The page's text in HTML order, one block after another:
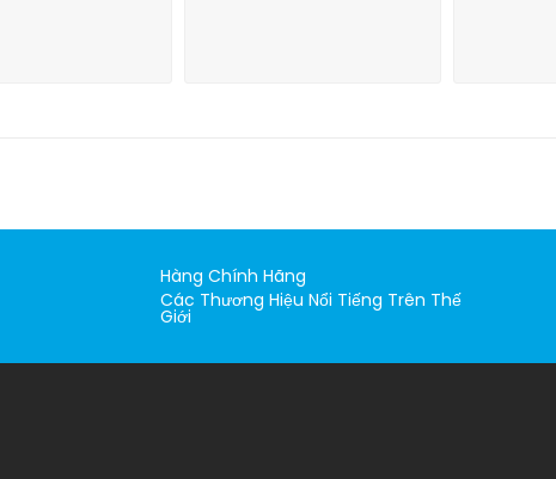
Hàng Chính Hãng
Các Thương Hiệu Nổi Tiếng Trên Thế
Giới